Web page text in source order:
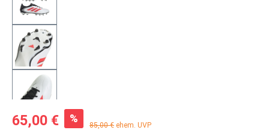
Verkaufspreis:
65,00 € % Regulärer Preis:
85,00 € ehem. UVP